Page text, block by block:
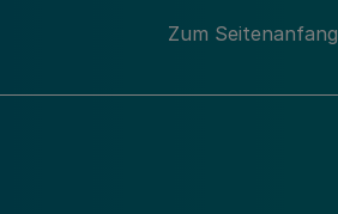
von Unterlagen sowie über
im Lande Nordrhein-
Zum Seitenanfang